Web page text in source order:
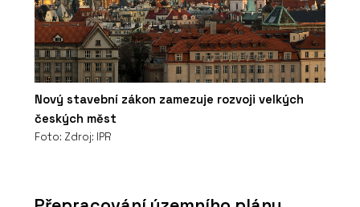
Nový stavební zákon zamezuje rozvoji velkých
českých měst
Foto: Zdroj: IPR